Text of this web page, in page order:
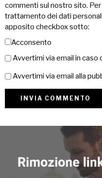
commenti sul nostro sito.
trattamento dei dati
apposito checkbox sotto:
Acconsento
Avvertimi via email in
Avvertimi via email alla